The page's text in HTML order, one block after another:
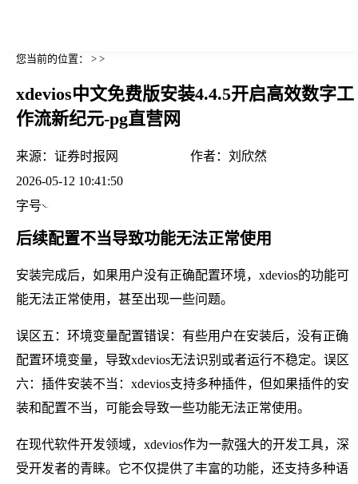
您当前的位置： > >
xdevios中文免费版安装4.4.5开启高效数字工
作流新纪元-pg直营网
来源： 证券时报网 作者： 刘欣然
2026-05-12 10:41:50
字号
后续配置不当导致功能无法正常使用
安装完成后，如果用户没有正确配置环境，xdevios的功能可
能无法正常使用，甚至出现一些问题。
误区五：环境变量配置错误：有些用户在安装后，没有正确
配置环境变量，导致xdevios无法识别或者运行不稳定。误区
六：插件安装不当：xdevios支持多种插件，但如果插件的安
装和配置不当，可能会导致一些功能无法正常使用。
在现代软件开发领域，xdevios作为一款强大的开发工具，深
受开发者的青睐。它不仅提供了丰富的功能，还支持多种语